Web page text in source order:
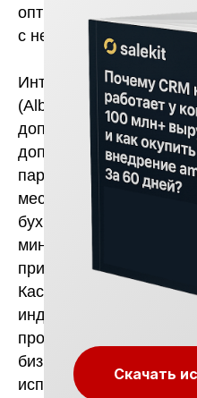
оптимален для
с небольшим
Интеграция через
(Albato, ApiX и др.)
дополнить
дополнительными
параллельно
мессенджерах или
бухгалтерией. Эти
минимальной
при среднем объёме
Кастомные интеграции
индивидуальная
процессы компании.
бизнес работает с
использует несколько
Скачать